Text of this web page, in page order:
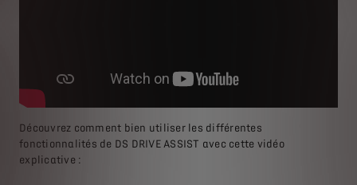
Découvrez comment bien utiliser les différentes
fonctionnalités de DS DRIVE ASSIST avec cette vidéo
explicative :